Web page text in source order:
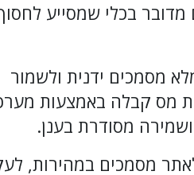
בכלי שמסייע
מסמכים ידנית ולשמור
מס קבלה באמצעות
מסודרת בענן.
מסמכים במהירות,